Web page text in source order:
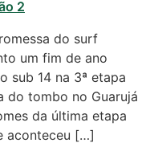
do surf
um fim de ano
sub 14 na 3ª etapa
do tombo no Guarujá
da última etapa
aconteceu […]